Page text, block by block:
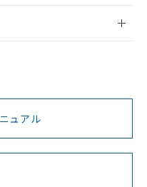
登録
く前に、以下を必ずお読
BV型式承認
（フランス
KR型式
（韓国
ュアル